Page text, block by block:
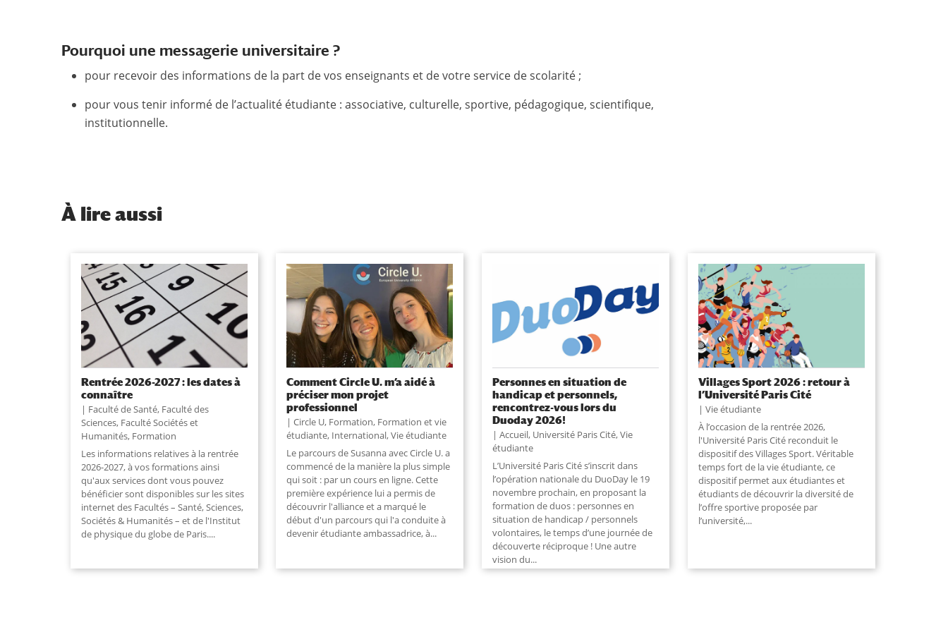
Pourquoi une messagerie universitaire ?
pour recevoir des informations de la part de vos enseignants et de votre service de scolarité ;
pour vous tenir informé de l’actualité étudiante : associative, culturelle, sportive, pédagogique, scientifique,
institutionnelle.
À lire aussi
Rentrée 2026-2027 : les dates à
connaître
Faculté de Santé, Faculté des
Sciences, Faculté Sociétés et
Humanités, Formation
Les informations relatives à la rentrée
2026-2027, à vos formations ainsi
qu'aux services dont vous pouvez
bénéficier sont disponibles sur les sites
internet des Facultés – Santé, Sciences,
Sociétés & Humanités – et de l'Institut
de physique du globe de Paris....
Comment Circle U. m’a aidé à
préciser mon projet
professionnel
Circle U, Formation, Formation et vie
étudiante, International,Vie étudiante
Le parcours de Susanna avec Circle U. a
commencé de la manière la plus simple
qui soit : par un cours en ligne. Cette
première expérience lui a permis de
découvrir l'alliance et a marqué le
début d'un parcours qui l'a conduite à
devenir étudiante ambassadrice, à...
Personnes en situation de
handicap et personnels,
rencontrez-vous lors du
Duoday 2026!
Accueil, Université Paris Cité,Vie
étudiante
L’Université Paris Cité s’inscrit dans
l’opération nationale du DuoDay le 19
novembre prochain, en proposant la
formation de duos : personnes en
situation de handicap / personnels
volontaires, le temps d’une journée de
découverte réciproque ! Une autre
vision du...
Villages Sport 2026 : retour à
l’Université Paris Cité
Vie étudiante
À l’occasion de la rentrée 2026,
l'Université Paris Cité reconduit le
dispositif des Villages Sport. Véritable
temps fort de la vie étudiante, ce
dispositif permet aux étudiantes et
étudiants de découvrir la diversité de
l’offre sportive proposée par
l’université,...